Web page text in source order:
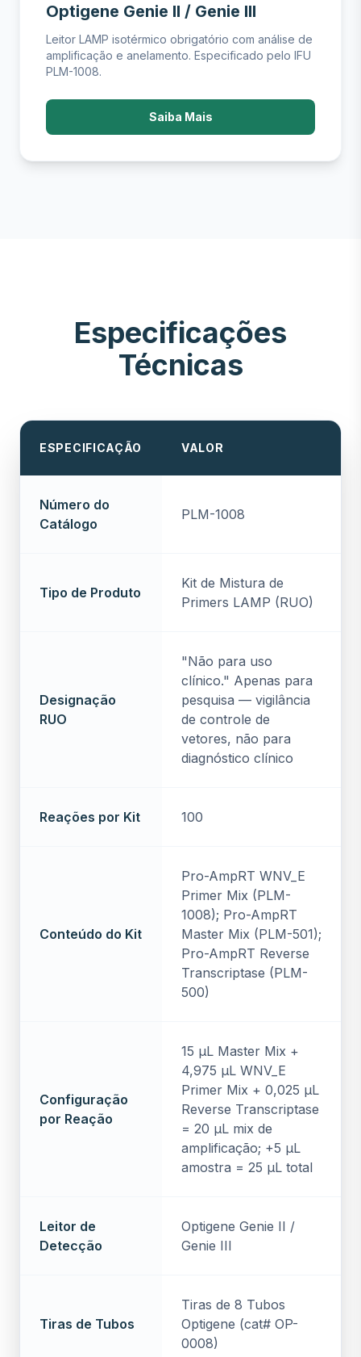
Optigene Genie II / Genie III
Leitor LAMP isotérmico obrigatório com análise de
amplificação e anelamento. Especificado pelo IFU
PLM-1008.
Saiba Mais
Especificações
Técnicas
ESPECIFICAÇÃO VALOR
Número do
Catálogo
PLM-1008
Tipo de Produto
Kit de Mistura de
Primers LAMP (RUO)
Designação
RUO
"Não para uso
clínico." Apenas para
pesquisa — vigilância
de controle de
vetores, não para
diagnóstico clínico
Reações por Kit 100
Conteúdo do Kit
Pro-AmpRT WNV_E
Primer Mix (PLM-
1008); Pro-AmpRT
Master Mix (PLM-501);
Pro-AmpRT Reverse
Transcriptase (PLM-
500)
Configuração
por Reação
15 µL Master Mix +
4,975 µL WNV_E
Primer Mix + 0,025 µL
Reverse Transcriptase
= 20 µL mix de
amplificação; +5 µL
amostra = 25 µL total
Leitor de
Detecção
Optigene Genie II /
Genie III
Tiras de Tubos
Tiras de 8 Tubos
Optigene (cat# OP-
0008)